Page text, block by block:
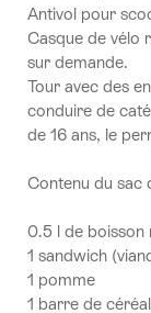
Antivol pour
Casque de vélo
sur demande.
Tour avec des
conduire de
de 16 ans, le
Contenu du sac
0.5 l de boisson
1 sandwich
1 pomme
1 barre de